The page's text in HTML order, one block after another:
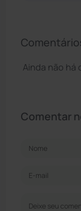
Ainda não há
Comentar